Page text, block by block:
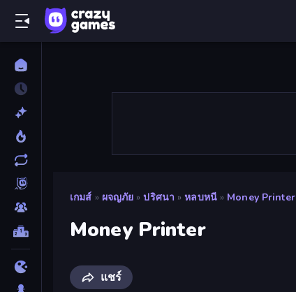
เกมส์ » ผจญภัย » ปริศนา » หลบหนี » Money Printer
Money Printer
แชร์